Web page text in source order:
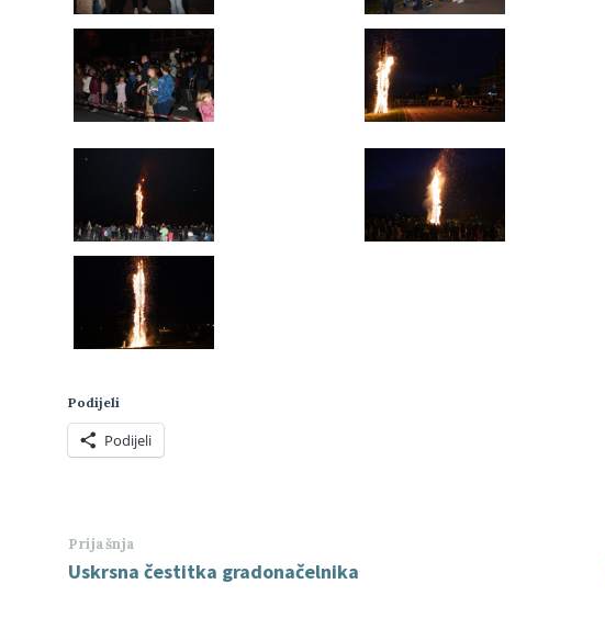
Podijeli
Podijeli
Prijašnja
Uskrsna čestitka gradonačelnika